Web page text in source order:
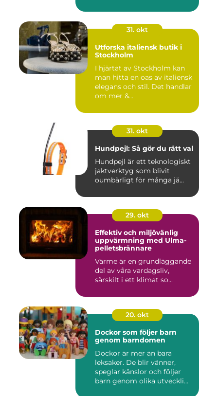
31. okt
Utforska italiensk butik i
Stockholm
I hjärtat av Stockholm kan
man hitta en oas av italiensk
elegans och stil. Det handlar
om mer &...
31. okt
Hundpejl: Så gör du rätt val
Hundpejl är ett teknologiskt
jaktverktyg som blivit
oumbärligt för många jä...
29. okt
Effektiv och miljövänlig
uppvärmning med Ulma-
pelletsbrännare
Värme är en grundläggande
del av våra vardagsliv,
särskilt i ett klimat so...
20. okt
Dockor som följer barn
genom barndomen
Dockor är mer än bara
leksaker. De blir vänner,
speglar känslor och följer
barn genom olika utveckli...